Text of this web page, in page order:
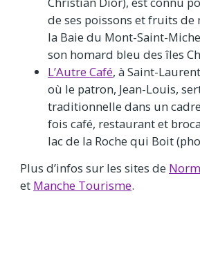
de ses poissons et fruits de
la Baie du Mont-Saint-
son homard bleu des îles
L’Autre Café, à Saint-
où le patron, Jean-Louis,
traditionnelle dans un
fois café, restaurant et
lac de la Roche qui Boit
Plus d’infos sur les sites de
et Manche Tourisme.